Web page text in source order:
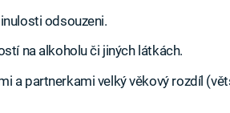
odsouzeni.
na alkoholu či jiných látkách.
a partnerkami velký věkový rozdíl